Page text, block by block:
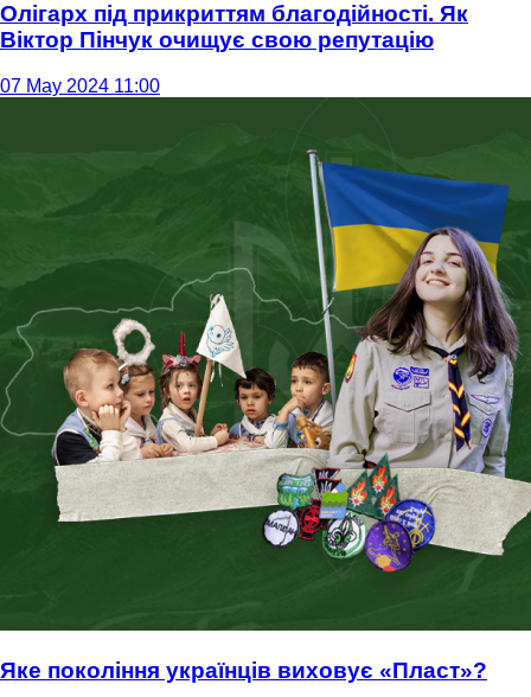
Олігарх під прикриттям благодійності. Як
Віктор Пінчук очищує свою репутацію
07 May 2024 11:00
Яке покоління українців виховує «Пласт»?